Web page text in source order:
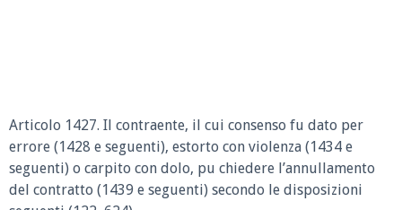
Articolo 1427. Il contraente, il cui consenso fu dato per
errore (1428 e seguenti), estorto con violenza (1434 e
seguenti) o carpito con dolo, pu chiedere l’annullamento
del contratto (1439 e seguenti) secondo le disposizioni